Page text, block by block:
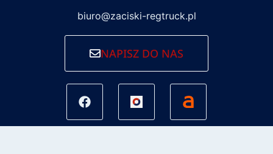
biuro@zaciski-regtruck.pl
NAPISZ DO NAS